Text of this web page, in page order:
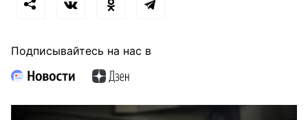
Подписывайтесь на нас в